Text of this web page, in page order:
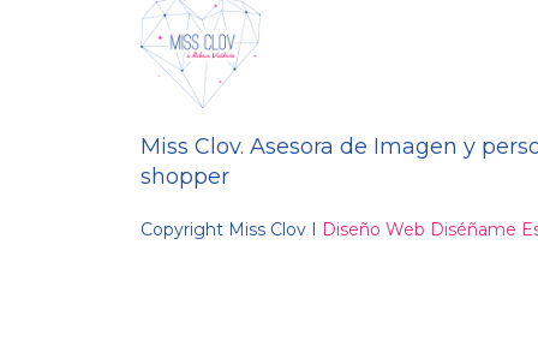
Miss Clov. Asesora de Imagen y
shopper
Copyright Miss Clov I Diseño Web Diséñame